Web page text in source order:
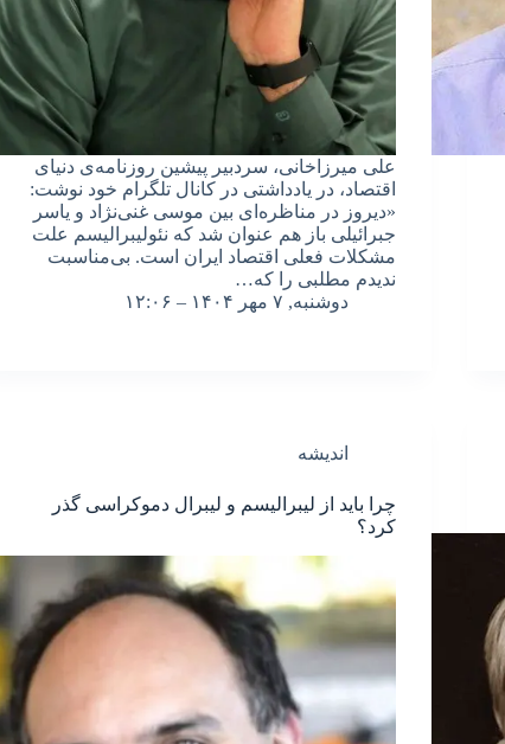
علی میرزاخانی، سردبیر پیشین روزنامه‌ی دنیای
اقتصاد، در یادداشتی در کانال تلگرام خود نوشت:
«دیروز در مناظره‌ای بین موسی غنی‌نژاد و یاسر
جبرائیلی باز هم عنوان شد که نئولیبرالیسم علت
مشکلات فعلی اقتصاد ایران است. بی‌مناسبت
ندیدم مطلبی را که…
دوشنبه, ۷ مهر ۱۴۰۴ – ۱۲:۰۶
اندیشه
چرا باید از لیبرالیسم و لیبرال دموکراسی گذر
کرد؟